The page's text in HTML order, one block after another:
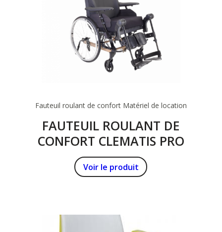
Fauteuil roulant de confort Matériel de location
FAUTEUIL ROULANT DE
CONFORT CLEMATIS PRO
Voir le produit